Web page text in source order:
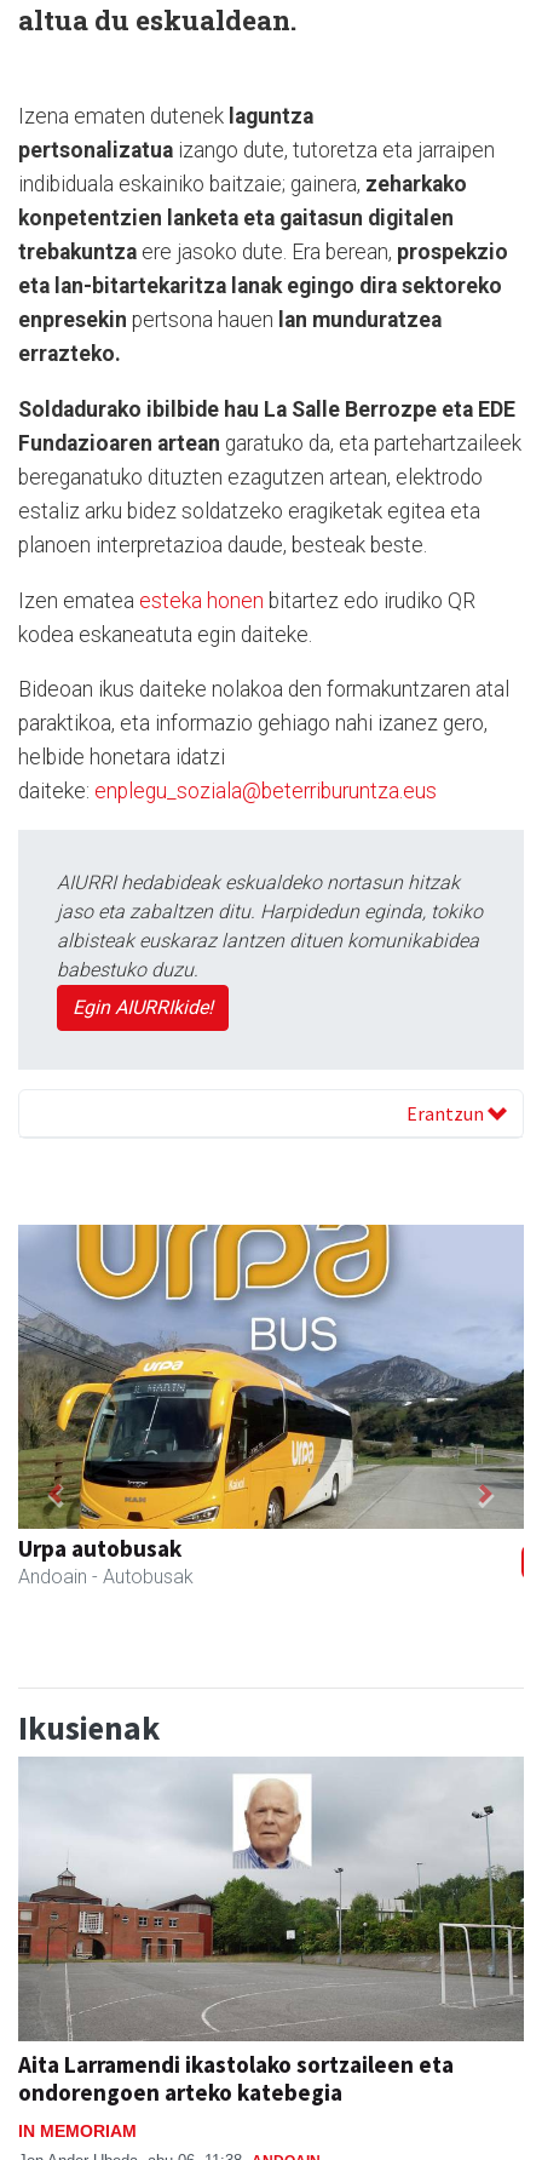
altua du eskualdean.
Izena ematen dutenek laguntza
pertsonalizatua izango dute, tutoretza eta jarraipen
indibiduala eskainiko baitzaie; gainera, zeharkako
konpetentzien lanketa eta gaitasun digitalen
trebakuntza ere jasoko dute. Era berean, prospekzio
eta lan-bitartekaritza lanak egingo dira sektoreko
enpresekin pertsona hauen lan munduratzea
errazteko.
Soldadurako ibilbide hau La Salle Berrozpe eta EDE
Fundazioaren artean garatuko da, eta partehartzaileek
bereganatuko dituzten ezagutzen artean, elektrodo
estaliz arku bidez soldatzeko eragiketak egitea eta
planoen interpretazioa daude, besteak beste.
Izen ematea esteka honen bitartez edo irudiko QR
kodea eskaneatuta egin daiteke.
Bideoan ikus daiteke nolakoa den formakuntzaren atal
paraktikoa, eta informazio gehiago nahi izanez gero,
helbide honetara idatzi
daiteke: enplegu_soziala@beterriburuntza.eus
AIURRI hedabideak eskualdeko nortasun hitzak
jaso eta zabaltzen ditu. Harpidedun eginda, tokiko
albisteak euskaraz lantzen dituen komunikabidea
babestuko duzu.
Egin AIURRIkide!
Erantzun
Egape Ikastola
Urnieta - Hezkuntza
Previous Next
Ikusienak
Aita Larramendi ikastolako sortzaileen eta
ondorengoen arteko katebegia
IN MEMORIAM